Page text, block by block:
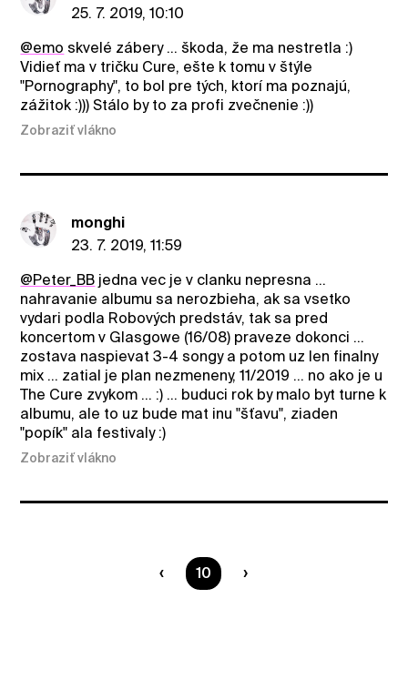
25. 7. 2019, 10:10
@emo skvelé zábery ... škoda, že ma nestretla :)
Vidieť ma v tričku Cure, ešte k tomu v štýle
"Pornography", to bol pre tých, ktorí ma poznajú,
zážitok :))) Stálo by to za profi zvečnenie :))
Zobraziť vlákno
monghi
23. 7. 2019, 11:59
@Peter_BB jedna vec je v clanku nepresna ...
nahravanie albumu sa nerozbieha, ak sa vsetko
vydari podla Robových predstáv, tak sa pred
koncertom v Glasgowe (16/08) praveze dokonci ...
zostava naspievat 3-4 songy a potom uz len finalny
mix ... zatial je plan nezmeneny, 11/2019 ... no ako je u
The Cure zvykom ... :) ... buduci rok by malo byt turne k
albumu, ale to uz bude mat inu "šťavu", ziaden
"popík" ala festivaly :)
Zobraziť vlákno
Ste na strane
10